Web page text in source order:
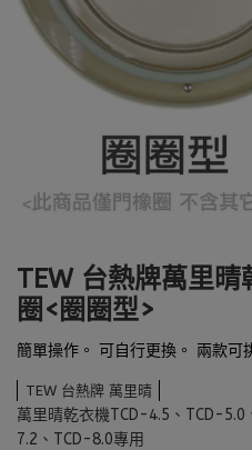
TEW 台熱牌萬里
圈<圈圈型>
簡單操作。 可自行更換。 兩款可
TEW 台熱牌 萬里晴
萬里晴乾衣機TCD-4.5、TCD-
7.2、TCD-8.0專用